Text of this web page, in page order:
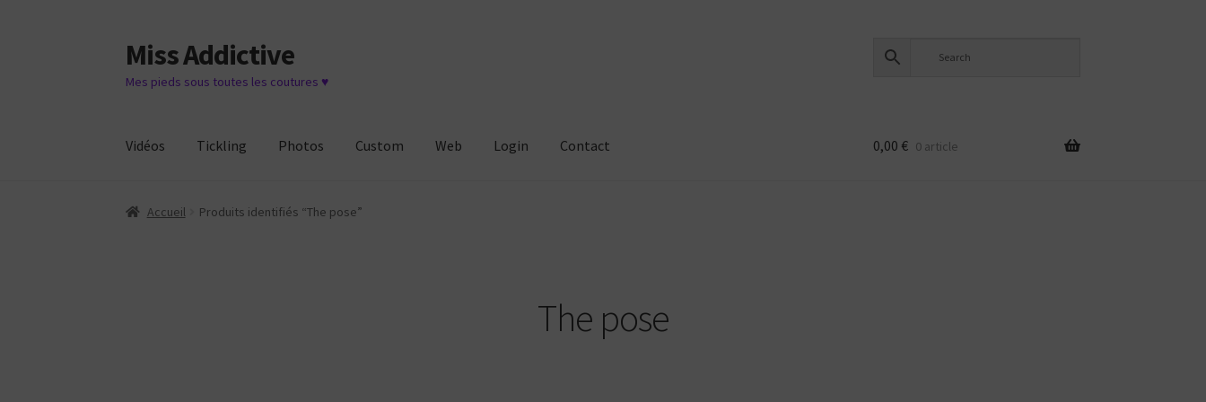
Aller
à
la
Aller
au
contenu
Miss Addictive
Mes pieds sous toutes les coutures ♥
Vidéos Tickling Photos Custom Web Login Contact 0,00 € 0 article
Accueil Produits identifiés “The pose”
The pose